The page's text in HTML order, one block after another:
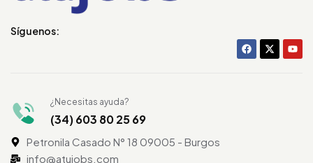
Síguenos:
¿Necesitas ayuda?
(34) 603 80 25 69
Petronila Casado N° 18 09005 - Burgos
info@atujobs.com